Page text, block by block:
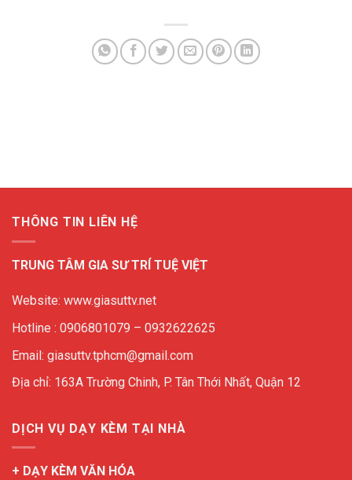
THÔNG TIN LIÊN HỆ
TRUNG TÂM GIA SƯ TRÍ TUỆ VIỆT
Website: www.giasuttv.net
Hotline : 0906801079 – 0932622625
Email: giasuttv.tphcm@gmail.com
Địa chỉ: 163A Trường Chinh, P. Tân Thới Nhất, Quận 12
DỊCH VỤ DẠY KÈM TẠI NHÀ
+ DẠY KÈM VĂN HÓA